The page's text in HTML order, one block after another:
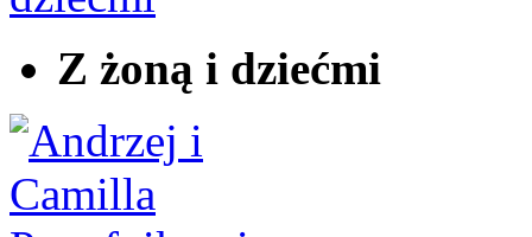
Z żoną i dziećmi